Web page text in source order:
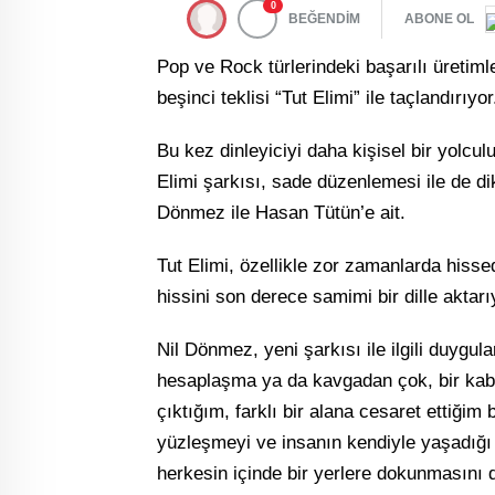
0
BEĞENDİM ABONE OL
Pop ve Rock türlerindeki başarılı
beşinci teklisi “Tut Elimi” ile
Bu kez dinleyiciyi daha kişisel bir
Elimi şarkısı, sade düzenlemesi ile de
Dönmez ile Hasan Tütün’e ait.
Tut Elimi, özellikle zor zamanlarda
hissini son derece samimi bir dille
Nil Dönmez, yeni şarkısı ile ilgili
hesaplaşma ya da kavgadan çok, bir
çıktığım, farklı bir alana cesaret
yüzleşmeyi ve insanın kendiyle
herkesin içinde bir yerlere dokunmasını